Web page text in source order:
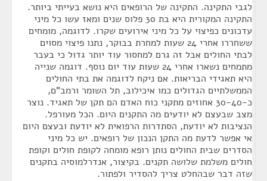
לגבי התקינה. התקינה של הרופאים היא נושא בעייתי ביותר.
התקינה המקורית היא בת 30 פלוס שנים ומאז עשו כל מיני
עדכונים כפיצוי על כל מיני אירועים שקרו. לדוגמה, מומחים
ששחררו אחרי 24 שעות למחרת בבוקר, נתנו פיצוי מסוים
לבתי החולים אבל זה גרם למחסור עוד יותר גדול כי בעבר
מתמחים נשארו אחרי 24 שעות עוד יום נוסף. דוגמה שנייה
היא תאגידי הבריאות. אם ניקח לדוגמה את בתי החולים
הממשלתיים הגדולים כמו איכילוב, תל השומר ורמב"ם,
כ-30-40 אחוזים מתקני כוח האדם הם תקן של תאגיד. נוצר
מצב שבעצם לא יודעים מה התקנים היום. הכל מעורפל.
הנציבות לא יודעת, הסתדרות הרפואית לא יודעת ובעצם היום
אי אפשר לדעת מה התקן הנכון של רופאים. יש כל מיני
הסדרים שבית החולים נותן רופא מומחה לקופת חולים וקופת
חולים משלמת שלושה תקנים. בקיצור, אנדרלמוסיה בתקנים
שזה דבר שבהחלט צריך להסדיר ולפתור.